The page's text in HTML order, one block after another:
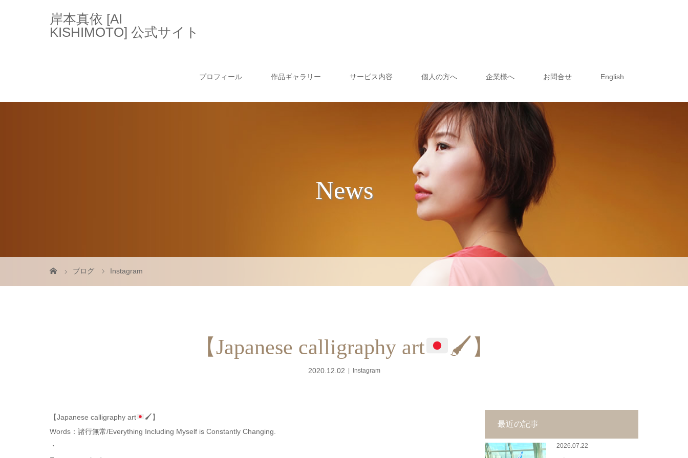
岸本真依 [AI
KISHIMOTO] 公式サイト
プロフィール 作品ギャラリー サービス内容 個人の方へ 企業様へ お問合せ English
News
ブログ Instagram
【Japanese calligraphy art 🖌】
2020.12.02 Instagram
【Japanese calligraphy art
🖌】
Words：諸行無常/Everything Including Myself is Constantly Changing.
・
最近の記事
2026.07.22